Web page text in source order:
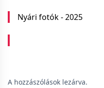
Nyári fotók - 2025
A hozzászólások lezárva.